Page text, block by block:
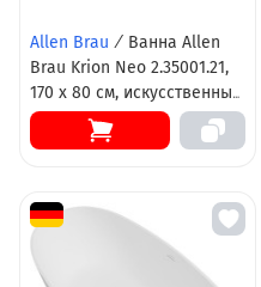
Allen Brau / Ванна Allen
Brau Krion Neo 2.35001.21,
170 х 80 см, искусственный
камень, цвет белый
матовый